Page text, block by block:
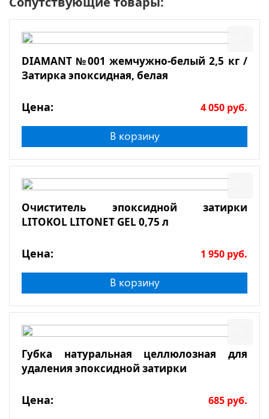
DIAMANT №001 жемчужно-белый 2,5 кг /
Затирка эпоксидная, белая
Цена: 4 050 руб.
В корзину
Очиститель эпоксидной затирки
LITOKOL LITONET GEL 0,75 л
Цена: 1 950 руб.
В корзину
Губка натуральная целлюлозная для
удаления эпоксидной затирки
Цена: 685 руб.